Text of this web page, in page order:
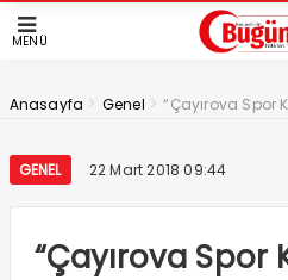
MENÜ
Anasayfa > Genel >“Çayırova Spor
GENEL 22 Mart 2018 09:44
“Çayırova Spor